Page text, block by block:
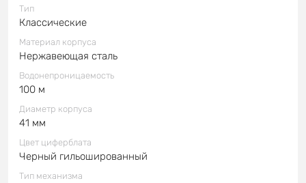
Тип
Классические
Материал корпуса
Нержавеющая сталь
Водонепроницаемость
100 м
Диаметр корпуса
41 мм
Цвет циферблата
Черный гильошированный
Тип механизма